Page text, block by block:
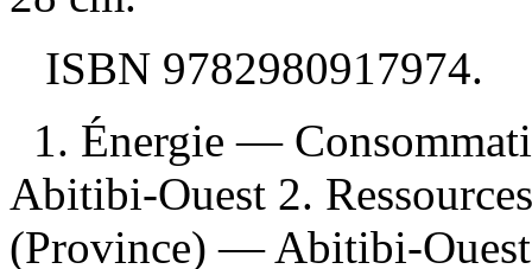
ISBN 9782980917974.
1. Énergie —
Abitibi-Ouest 2.
(Province) — Abitibi-